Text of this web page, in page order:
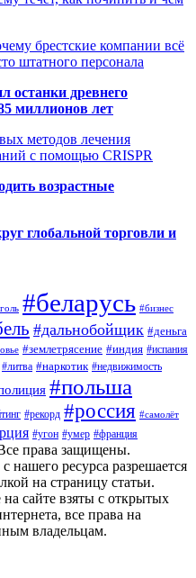
брестские компании всё
штатного персонала
останки древнего
миллионов лет
методов лечения
с помощью CRISPR
возрастные
глобальной торговли и
#беларусь #бизнес
#дальнобойщик #деньга
#землетрясение #индия #испания
#литва #наркотик #недвижимость
#польша
#рекорд #россия #самолёт
#угон #умер #франция
права защищены.
нашего ресурса разрешается
на страницу статьи.
сайте взяты с открытых
все права на
владельцам.